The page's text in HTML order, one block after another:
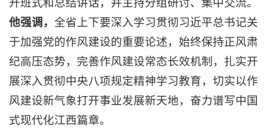
开班式和总结讲话，并主持分组研讨、集中交流。
他强调， 全省上下要深入学习贯彻习近平总书记关
于加强党的作风建设的重要论述，始终保持正风肃
纪高压态势，完善作风建设常态长效机制，扎实开
展深入贯彻中央八项规定精神学习教育，切实以作
风建设新气象打开事业发展新天地，奋力谱写中国
式现代化江西篇章。